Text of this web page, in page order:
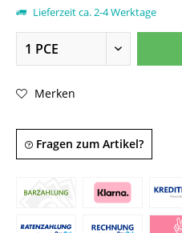
Lieferzeit ca. 2-4 Werktage
Merken
Fragen zum Artikel?